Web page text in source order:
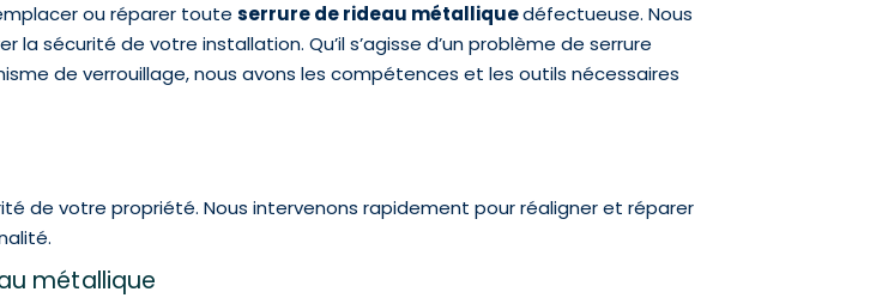
ou réparer toute serrure de rideau métalliquedéfectueuse. Nous
sécurité de votre installation. Qu’il s’agisse d’un problème de serrure
de verrouillage, nous avons les compétences et les outils nécessaires
de votre propriété. Nous intervenons rapidement pour réaligner et réparer
métallique